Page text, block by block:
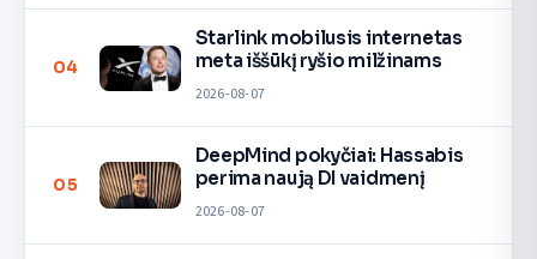
04
Starlink mobilusis internetas
meta iššūkį ryšio milžinams
2026-08-07
05
DeepMind pokyčiai: Hassabis
perima naują DI vaidmenį
2026-08-07